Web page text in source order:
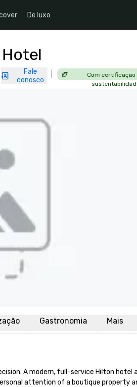
De luxo
Fale
conosco
Com certificação
Gastronomia Mais
A modern, full-service Hilton hotel
attention of a boutique property